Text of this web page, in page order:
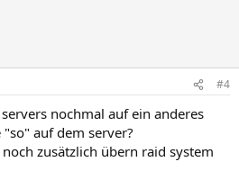
#4
nochmal auf ein anderes
auf dem server?
zusätzlich übern raid system